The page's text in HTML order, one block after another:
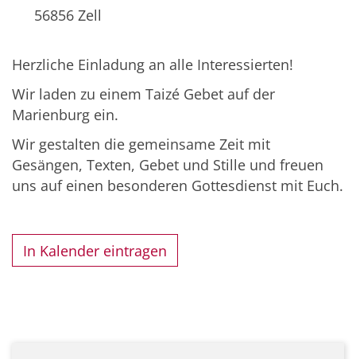
56856Zell
Herzliche Einladung an alle Interessierten!
Wir laden zu einem Taizé Gebet auf der
Marienburg ein.
Wir gestalten die gemeinsame Zeit mit
Gesängen, Texten, Gebet und Stille und freuen
uns auf einen besonderen Gottesdienst mit Euch.
In Kalender eintragen